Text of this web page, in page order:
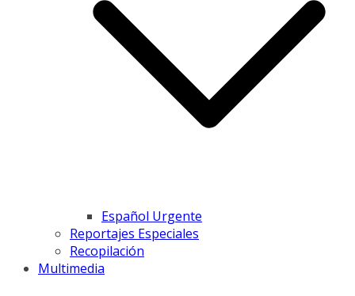
Español Urgente
Reportajes Especiales
Recopilación
Multimedia